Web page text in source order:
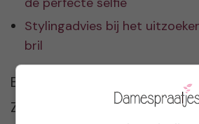
Stylingadvies bij het
bril
Bron:
Ze.nl